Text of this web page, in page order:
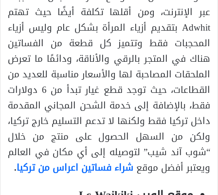
عبر الإنترنت، ومن أقلها تكلفة أيضًا حيث تهتم
Adwhit بتقديم أزياء المرأة بشكل عام وليس أزياء
المحجبات فقط وتتميز كل قطعة من الفساتين
هناك في المتجر بالرقي والأناقة، ودائمًا ما تعرض
الملحقات المصاحبة لها والأسعار مناسبة للعديد من
القطاعات، حيث توجد قطع غيار تبدأ من 6 دولارات
فقط، بالإضافة إلى خدمة الشحن المجاني المقدمة
داخل تركيا فقط ولكنها لا تدعم التسليم خارج تركيا،
ولكن من السهل الحصول على منتج من خلال
“شوب آند شيب” لتوصيله إلى أي مكان في العالم
ويعتبر أفضل موقع شراء فساتين اعراس من تركيا.